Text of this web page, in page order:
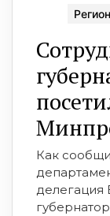
Регион
Как
делегация